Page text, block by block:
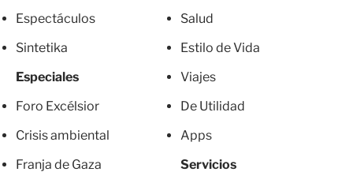
Espectáculos
Sintetika
Especiales
Foro Excélsior
Crisis ambiental
Franja de Gaza
Salud
Estilo de Vida
Viajes
De Utilidad
Apps
Servicios